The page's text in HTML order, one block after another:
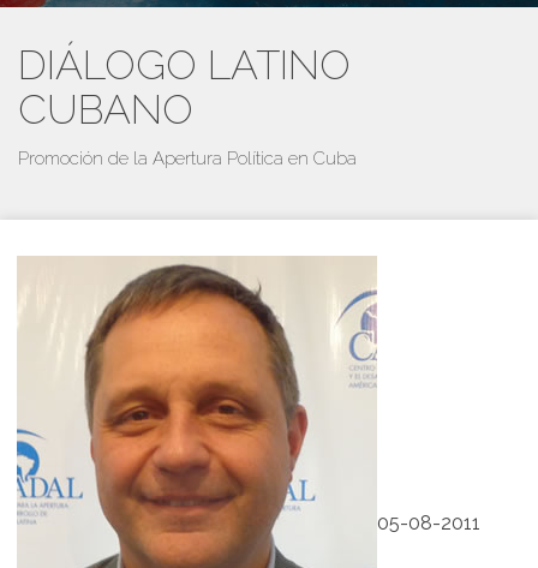
DIÁLOGO LATINO
CUBANO
Promoción de la Apertura Política en Cuba
05-08-2011